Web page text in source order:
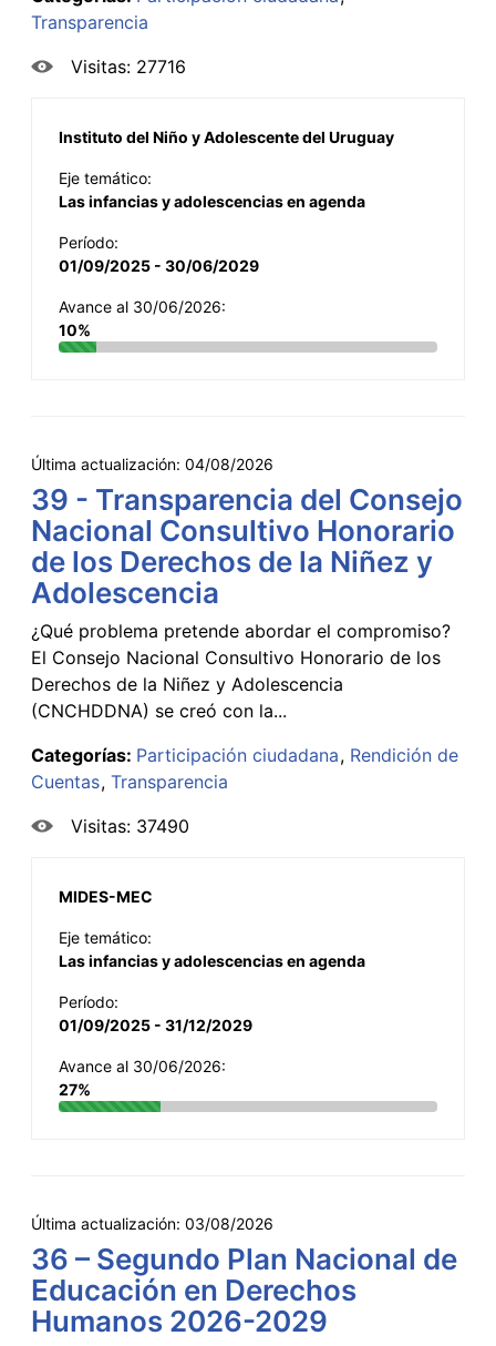
Transparencia
Visitas: 27716
Instituto del Niño y Adolescente del Uruguay
Eje temático:
Las infancias y adolescencias en agenda
Período:
01/09/2025 - 30/06/2029
Avance al 30/06/2026:
10%
Última actualización: 04/08/2026
39 - Transparencia del Consejo
Nacional Consultivo Honorario
de los Derechos de la Niñez y
Adolescencia
¿Qué problema pretende abordar el compromiso?
El Consejo Nacional Consultivo Honorario de los
Derechos de la Niñez y Adolescencia
(CNCHDDNA) se creó con la...
Categorías: Participación ciudadana Rendición de
Cuentas Transparencia
Visitas: 37490
MIDES-MEC
Eje temático:
Las infancias y adolescencias en agenda
Período:
01/09/2025 - 31/12/2029
Avance al 30/06/2026:
27%
Última actualización: 03/08/2026
36 – Segundo Plan Nacional de
Educación en Derechos
Humanos 2026-2029